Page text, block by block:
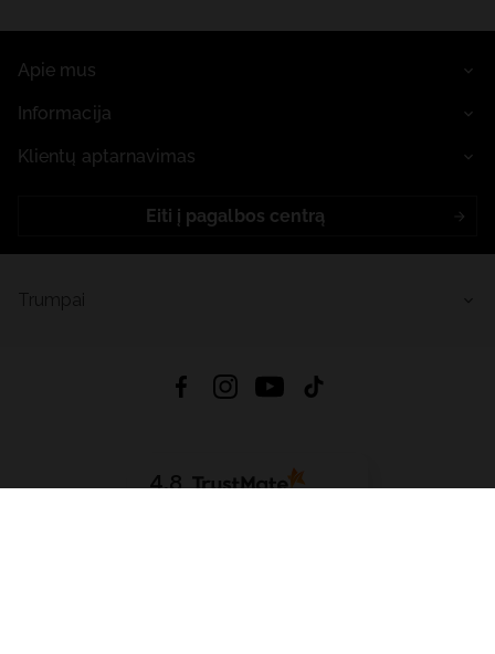
Apie mus
Informacija
Klientų aptarnavimas
Eiti į pagalbos centrą
4.8